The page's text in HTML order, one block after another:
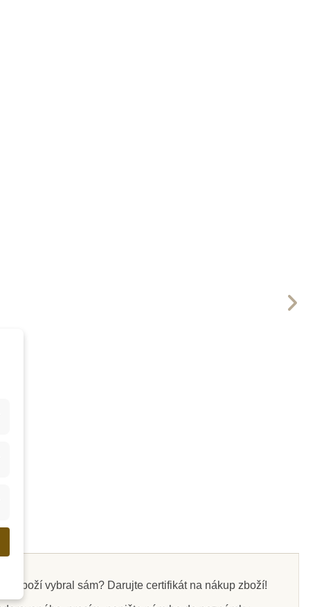
zboží vybral sám? Darujte certifikát na nákup zboží!